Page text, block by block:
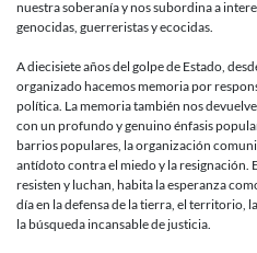
nuestra soberanía y nos subordina a
genocidas, guerreristas y ecocidas.
A diecisiete años del golpe de Estado,
organizado hacemos memoria por
política. La memoria también nos
con un profundo y genuino énfasis
barrios populares, la organización
antídoto contra el miedo y la resignación.
resisten y luchan, habita la esperanza
día en la defensa de la tierra, el territorio,
la búsqueda incansable de justicia.